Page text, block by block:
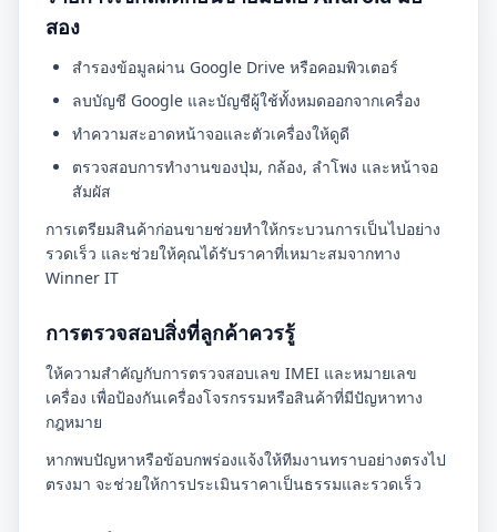
สอง
สำรองข้อมูลผ่าน Google Drive หรือคอมพิวเตอร์
ลบบัญชี Google และบัญชีผู้ใช้ทั้งหมดออกจากเครื่อง
ทำความสะอาดหน้าจอและตัวเครื่องให้ดูดี
ตรวจสอบการทำงานของปุ่ม, กล้อง, ลำโพง และหน้าจอ
สัมผัส
การเตรียมสินค้าก่อนขายช่วยทำให้กระบวนการเป็นไปอย่าง
รวดเร็ว และช่วยให้คุณได้รับราคาที่เหมาะสมจากทาง
Winner IT
การตรวจสอบสิ่งที่ลูกค้าควรรู้
ให้ความสำคัญกับการตรวจสอบเลข IMEI และหมายเลข
เครื่อง เพื่อป้องกันเครื่องโจรกรรมหรือสินค้าที่มีปัญหาทาง
กฎหมาย
หากพบปัญหาหรือข้อบกพร่องแจ้งให้ทีมงานทราบอย่างตรงไป
ตรงมา จะช่วยให้การประเมินราคาเป็นธรรมและรวดเร็ว